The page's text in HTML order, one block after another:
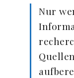
Nur